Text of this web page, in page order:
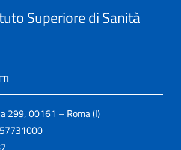
Superiore di Sanità
299, 00161 – Roma (I)